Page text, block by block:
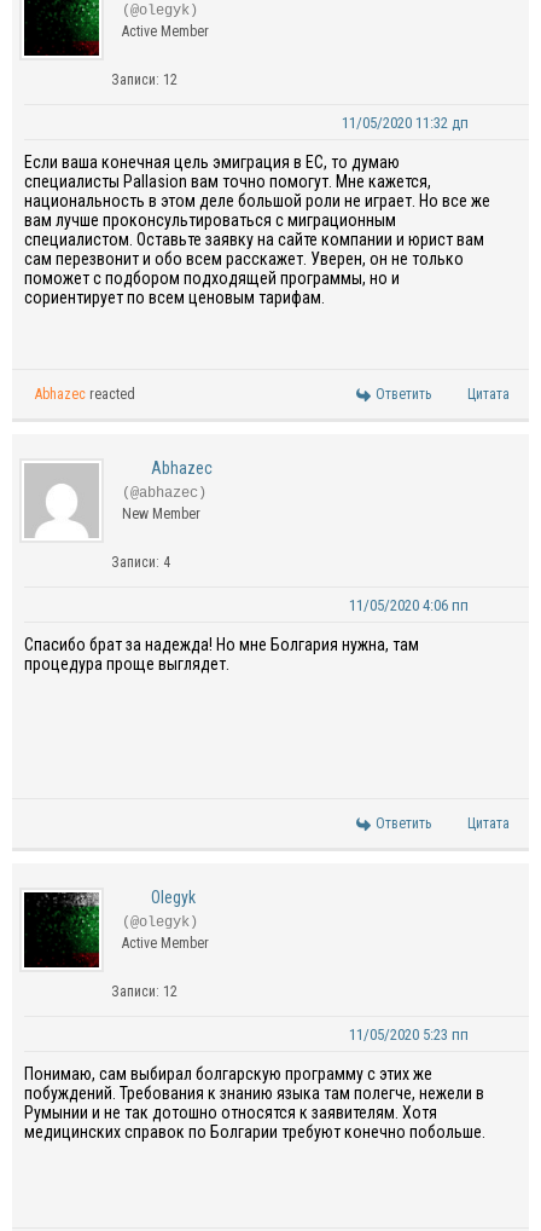
(@olegyk)
Active Member
Записи: 12
11/05/2020 11:32 дп
Если ваша конечная цель эмиграция в ЕС, то думаю
специалисты Pallasion вам точно помогут. Мне кажется,
национальность в этом деле большой роли не играет. Но все же
вам лучше проконсультироваться с миграционным
специалистом. Оставьте заявку на сайте компании и юрист вам
сам перезвонит и обо всем расскажет. Уверен, он не только
поможет с подбором подходящей программы, но и
сориентирует по всем ценовым тарифам.
Abhazec reacted Ответить Цитата
Abhazec
(@abhazec)
New Member
Записи: 4
11/05/2020 4:06 пп
Спасибо брат за надежда! Но мне Болгария нужна, там
процедура проще выглядет.
Ответить Цитата
Olegyk
(@olegyk)
Active Member
Записи: 12
11/05/2020 5:23 пп
Понимаю, сам выбирал болгарскую программу с этих же
побуждений. Требования к знанию языка там полегче, нежели в
Румынии и не так дотошно относятся к заявителям. Хотя
медицинских справок по Болгарии требуют конечно побольше.